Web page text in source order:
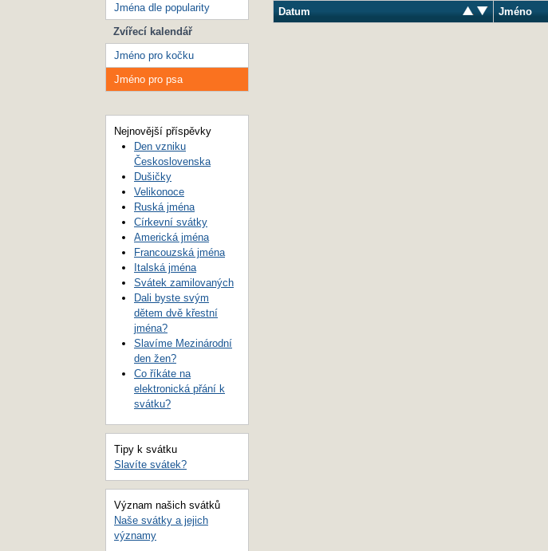
Datum Jméno
Jména dle popularity
Zvířecí kalendář
Jméno pro kočku
Jméno pro psa
Nejnovější příspěvky
Den vzniku
Československa
Dušičky
Velikonoce
Ruská jména
Církevní svátky
Americká jména
Francouzská jména
Italská jména
Svátek zamilovaných
Dali byste svým
dětem dvě křestní
jména?
Slavíme Mezinárodní
den žen?
Co říkáte na
elektronická přání k
svátku?
Tipy k svátku
Slavíte svátek?
Význam našich svátků
Naše svátky a jejich
významy